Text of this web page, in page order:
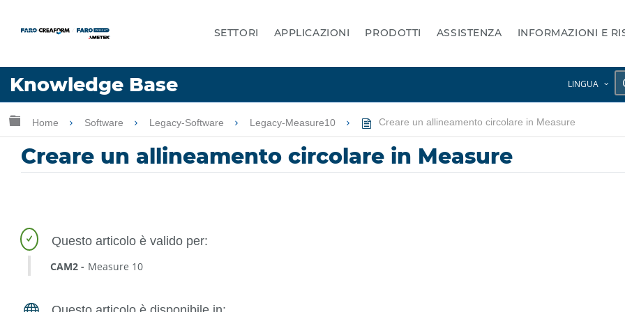
SETTORI APPLICAZIONI PRODOTTI ASSISTENZA INFORMAZIONI E
Knowledge Base LINGUA
Lingua
Ingrandisci/riduci gerarchia globale
Home Software Legacy-Software Legacy-Measure10 Creare un allineamento circolare in Measure
Creare un allineamento circolare in Measure
CAM2 Measure 10